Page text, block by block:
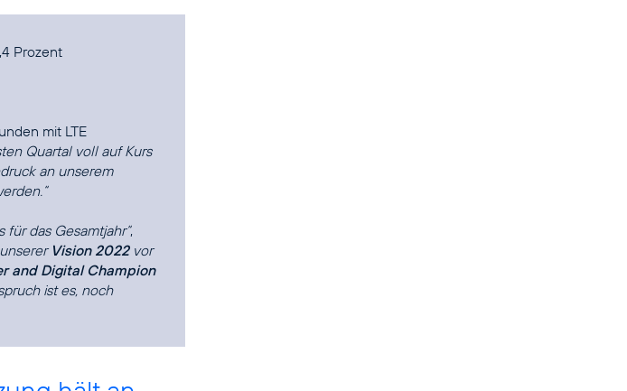
Prozent
mit LTE
Quartal voll auf Kurs
an unserem
das Gesamtjahr“,
Vision 2022vor
and Digital Champion
ist es, noch